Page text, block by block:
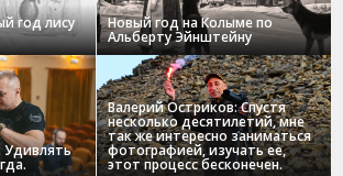
год лису Новый год на Колыме по
Альберту Эйнштейну
Удивлять
Валерий Остриков: Спустя
несколько десятилетий, мне
так же интересно заниматься
фотографией, изучать ее,
этот процесс бесконечен.